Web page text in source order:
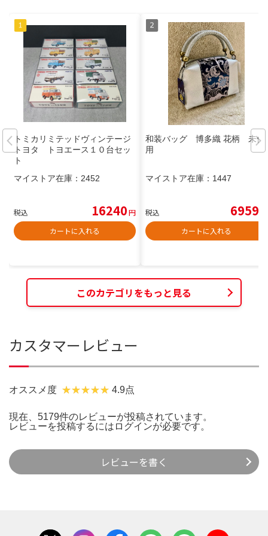
トミカリミテッドヴィンテージ
トヨタ トヨエース１０台セッ
ト
マイストア在庫： 2452
税込 16240円
カートに入れる
和装バッグ 博多織 花柄 未使
用
マイストア在庫： 1447
税込 6959
カートに入れる
このカテゴリをもっと見る
カスタマーレビュー
オススメ度 4.9点
現在、5179件のレビューが投稿されています。
レビューを投稿するには ログインが必要です。
レビューを書く